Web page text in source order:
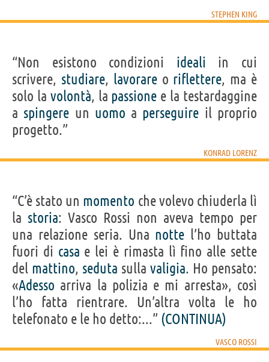
STEPHEN KING
“Non esistono condizioni ideali in cui
scrivere, studiare, lavorareo riflettere, ma è
solo la volontà, la passione e la testardaggine
a spingere un uomo a perseguire il proprio
progetto.”
KONRAD LORENZ
“C’è stato un momento che volevo chiuderla lì
la storia: Vasco Rossi non aveva tempo per
una relazione seria. Una notte l’ho buttata
fuori di casa e lei è rimasta lì fino alle sette
del mattino, seduta sulla valigia. Ho pensato:
«Adesso arriva la polizia e mi arresta», così
l’ho fatta rientrare. Un’altra volta le ho
telefonato e le ho detto:...” (CONTINUA)
VASCO ROSSI